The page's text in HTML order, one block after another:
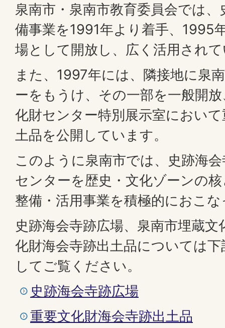
泉南市・泉南市教育委員会では
備事業を1991年より着手、1995
場として開放し、広く活用され
また、1997年には、隣接地に泉
ーをもうけ、その一部を一般開
化財センター特別展示室におい
土品を公開しています。
このように泉南市では、史跡海
センターを歴史・文化ゾーンの
整備・活用事業を積極的におこ
史跡海会寺跡広場、泉南市埋蔵
化財海会寺跡出土品については
してご覧ください。
史跡海会寺跡広場
重要文化財海会寺跡出土品